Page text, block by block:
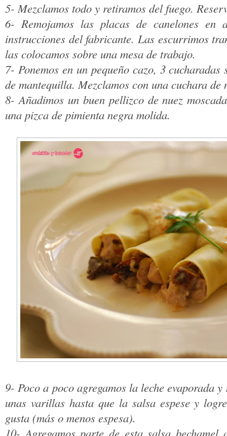
5- Mezclamos todo y retiramos del fuego.
6- Remojamos las placas de canelones en
instrucciones del fabricante. Las escurrimos
las colocamos sobre una mesa de trabajo.
7- Ponemos en un pequeño cazo, 3
de mantequilla. Mezclamos con una cuchara de
8- Añadimos un buen pellizco de nuez
una pizca de pimienta negra molida.
9- Poco a poco agregamos la leche evaporada y
unas varillas hasta que la salsa espese y
gusta (más o menos espesa).